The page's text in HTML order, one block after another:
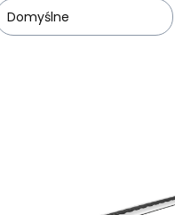
Domyślne